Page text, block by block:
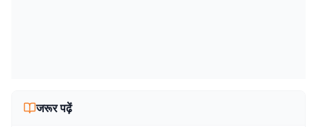
जरूर पढ़ें